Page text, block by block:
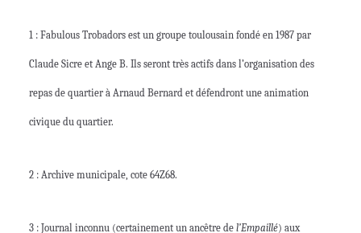
1 : Fabulous Trobadors est un groupe toulousain fondé en 1987 par
Claude Sicre et Ange B. Ils seront très actifs dans l’organisation des
repas de quartier à Arnaud Bernard et défendront une animation
civique du quartier.
2 : Archive municipale, cote 64Z68.
3 : Journal inconnu (certainement un ancêtre de l’Empaillé) aux